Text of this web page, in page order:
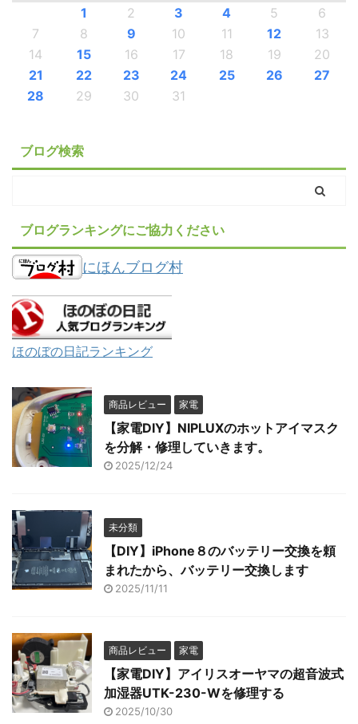
1 2 3 4 5
6
7
8 9 10 11 12
13
14
15 16 17 18 19
20
21
22 23 24 25 26
27
28
29 30 31
ブログ検索
ブログランキングにご協力ください
にほんブログ村
ほのぼの日記ランキング
商品レビュー 家電
【家電DIY】NIPLUXのホットアイマスク
を分解・修理していきます。
2025/12/24
未分類
【DIY】iPhone８のバッテリー交換を頼
まれたから、バッテリー交換します
2025/11/11
商品レビュー 家電
【家電DIY】アイリスオーヤマの超音波式
加湿器UTK-230-Wを修理する
2025/10/30